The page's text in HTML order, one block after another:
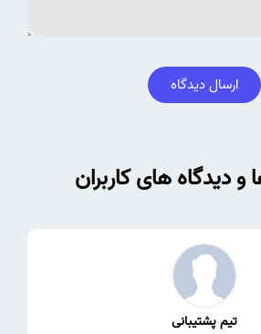
ارسال دیدگاه
دیدگاه های کاربران
تیم پشتیبانی